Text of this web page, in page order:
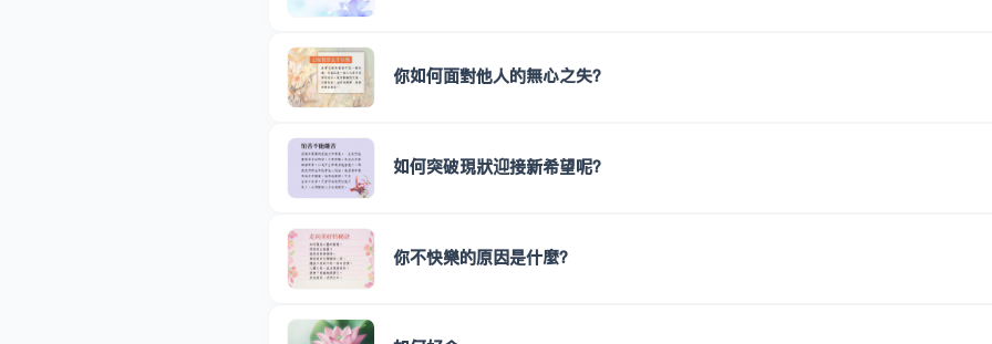
你如何面對他人的無心之失？
如何突破現狀迎接新希望呢？
你不快樂的原因是什麼？